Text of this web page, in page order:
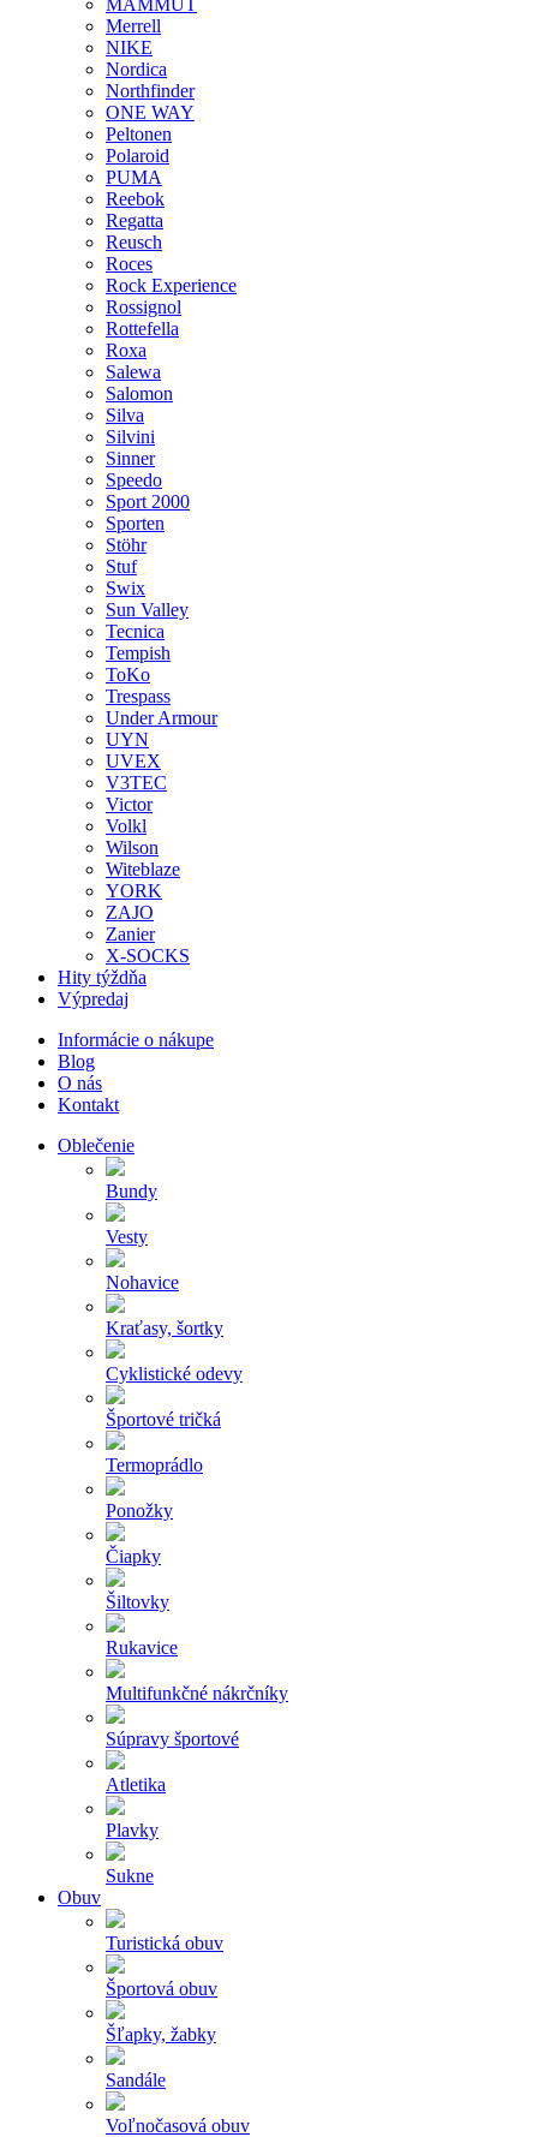
Merrell
NIKE
Nordica
Northfinder
ONE WAY
Peltonen
Polaroid
PUMA
Reebok
Regatta
Reusch
Roces
Rock Experience
Rossignol
Rottefella
Roxa
Salewa
Salomon
Silva
Silvini
Sinner
Speedo
Sport 2000
Sporten
Stöhr
Stuf
Swix
Sun Valley
Tecnica
Tempish
ToKo
Trespass
Under Armour
UYN
UVEX
V3TEC
Victor
Volkl
Wilson
Witeblaze
YORK
ZAJO
Zanier
X-SOCKS
Hity týždňa
Výpredaj
Informácie o nákupe
Blog
O nás
Kontakt
Oblečenie
Bundy
Vesty
Nohavice
Kraťasy, šortky
Cyklistické odevy
Športové tričká
Termoprádlo
Ponožky
Čiapky
Šiltovky
Rukavice
Multifunkčné nákrčníky
Súpravy športové
Atletika
Plavky
Sukne
Obuv
Turistická obuv
Športová obuv
Šľapky, žabky
Sandále
Voľnočasová obuv